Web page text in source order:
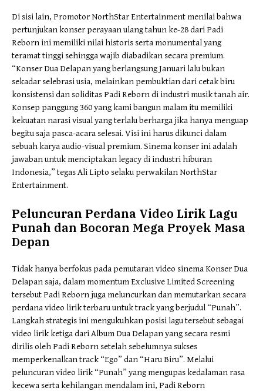
​Di sisi lain, Promotor NorthStar Entertainment menilai bahwa
pertunjukan konser perayaan ulang tahun ke-28 dari Padi
Reborn ini memiliki nilai historis serta monumental yang
teramat tinggi sehingga wajib diabadikan secara premium.
“Konser Dua Delapan yang berlangsung Januari lalu bukan
sekadar selebrasi usia, melainkan pembuktian dari cetak biru
konsistensi dan soliditas Padi Reborn di industri musik tanah air.
Konsep panggung 360 yang kami bangun malam itu memiliki
kekuatan narasi visual yang terlalu berharga jika hanya menguap
begitu saja pasca-acara selesai. Visi ini harus dikunci dalam
sebuah karya audio-visual premium. Sinema konser ini adalah
jawaban untuk menciptakan legacy di industri hiburan
Indonesia,” tegas Ali Lipto selaku perwakilan NorthStar
Entertainment.
​Peluncuran Perdana Video Lirik Lagu
Punah dan Bocoran Mega Proyek Masa
Depan
​Tidak hanya berfokus pada pemutaran video sinema Konser Dua
Delapan saja, dalam momentum Exclusive Limited Screening
tersebut Padi Reborn juga meluncurkan dan memutarkan secara
perdana video lirik terbaru untuk track yang berjudul “Punah”.
Langkah strategis ini mengukuhkan posisi lagu tersebut sebagai
video lirik ketiga dari Album Dua Delapan yang secara resmi
dirilis oleh Padi Reborn setelah sebelumnya sukses
memperkenalkan track “Ego” dan “Haru Biru”. Melalui
peluncuran video lirik “Punah” yang mengupas kedalaman rasa
kecewa serta kehilangan mendalam ini, Padi Reborn